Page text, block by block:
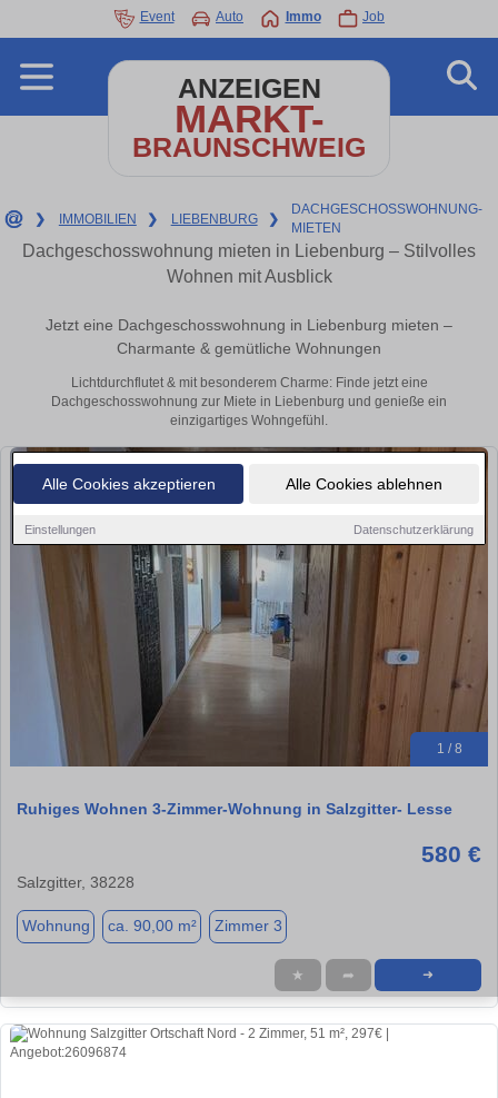
Alle Cookies akzeptieren Alle Cookies ablehnen
Einstellungen Datenschutzerklärung
Event Auto Immo Job
ANZEIGEN
MARKT-
BRAUNSCHWEIG
❯ IMMOBILIEN ❯ LIEBENBURG ❯
DACHGESCHOSSWOHNUNG-
MIETEN
Dachgeschosswohnung mieten in Liebenburg – Stilvolles
Wohnen mit Ausblick
Jetzt eine Dachgeschosswohnung in Liebenburg mieten –
Charmante & gemütliche Wohnungen
Lichtdurchflutet & mit besonderem Charme: Finde jetzt eine
Dachgeschosswohnung zur Miete in Liebenburg und genieße ein
einzigartiges Wohngefühl.
1 / 8
Ruhiges Wohnen 3-Zimmer-Wohnung in Salzgitter- Lesse
580 €
Salzgitter, 38228
Wohnung ca. 90,00 m² Zimmer 3
★ ➦ ➜